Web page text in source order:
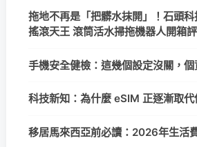
拖地不再是「把髒水抹開」！石頭
搖滾天王 滾筒活水掃拖機器人開箱
手機安全健檢：這幾個設定沒關，個
科技新知：為什麼 eSIM 正逐漸取
移居馬來西亞前必讀：2026年生活